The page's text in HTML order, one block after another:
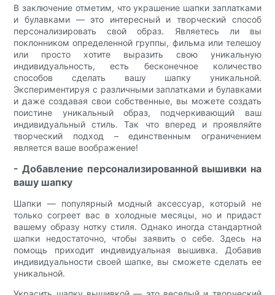
В заключение отметим, что украшение шапки заплатками
и булавками — это интересный и творческий способ
персонализировать свой образ. Являетесь ли вы
поклонником определенной группы, фильма или телешоу
или просто хотите выразить свою уникальную
индивидуальность, есть бесконечное количество
способов сделать вашу шапку уникальной.
Экспериментируя с различными заплатками и булавками
и даже создавая свои собственные, вы можете создать
поистине уникальный образ, подчеркивающий ваш
индивидуальный стиль. Так что вперед и проявляйте
творческий подход – единственным ограничением
является ваше воображение!
- Добавление персонализированной вышивки на
вашу шапку
Шапки — популярный модный аксессуар, который не
только согреет вас в холодные месяцы, но и придаст
вашему образу нотку стиля. Однако иногда стандартной
шапки недостаточно, чтобы заявить о себе. Здесь на
помощь приходит индивидуальная вышивка. Добавив
индивидуальности своей шапке, вы сможете сделать ее
уникальной.